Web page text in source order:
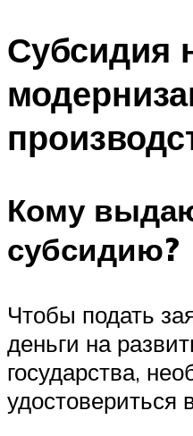
Субсидия
Кому
субсидию?
Чтобы подать
деньги на
государства,
удостовериться